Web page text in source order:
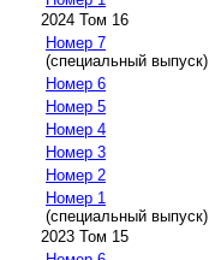
2024 Том 16
Номер 7
(специальный выпуск)
Номер 6
Номер 5
Номер 4
Номер 3
Номер 2
Номер 1
(специальный выпуск)
2023 Том 15